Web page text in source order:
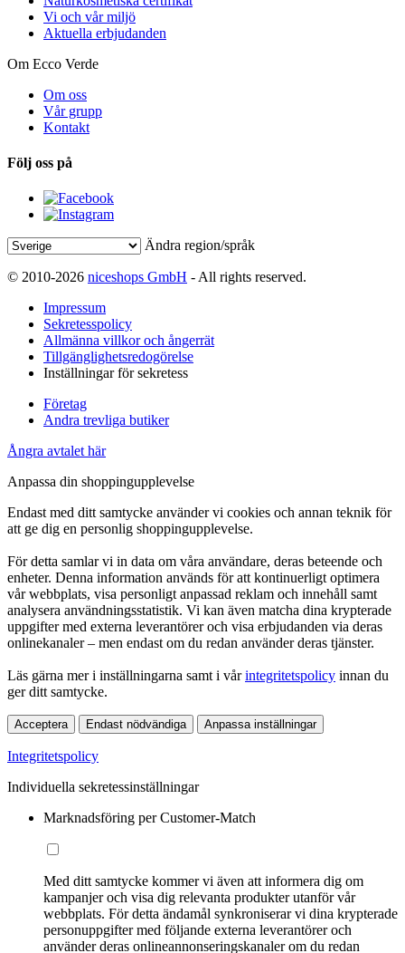
Vi och vår miljö
Aktuella erbjudanden
Om Ecco Verde
Om oss
Vår grupp
Kontakt
Följ oss på
Ändra region/språk
© 2010-2026 niceshops GmbH - All rights reserved.
Impressum
Sekretesspolicy
Allmänna villkor och ångerrät
Tillgänglighetsredogörelse
Inställningar för sekretess
Företag
Andra trevliga butiker
Ångra avtalet här
Anpassa din shoppingupplevelse
Endast med ditt samtycke använder vi cookies och annan teknik för
att ge dig en personlig shoppingupplevelse.
För detta samlar vi in data om våra användare, deras beteende och
enheter. Denna information används för att kontinuerligt optimera
vår webbplats, visa personligt anpassad reklam och innehåll samt
analysera användningsstatistik. Vi kan även matcha dina krypterade
uppgifter med externa leverantörer och visa erbjudanden via deras
onlinekanaler – men endast om du redan använder deras tjänster.
Läs gärna mer i inställningarna samt i vårintegritetspolicy innan du
ger ditt samtycke.
Acceptera Endast nödvändiga Anpassa inställningar
Integritetspolicy
Individuella sekretessinställningar
Marknadsföring per Customer-Match
Med ditt samtycke kommer vi även att informera dig om
kampanjer och visa dig relevanta produkter utanför vår
webbplats. För detta ändamål synkroniserar vi dina krypterade
personuppgifter med följande externa leverantörer och
använder deras onlineannonseringskanaler om du redan